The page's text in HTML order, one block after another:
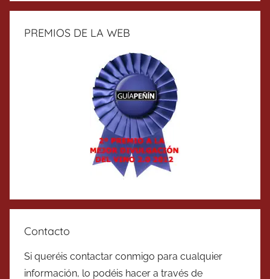
PREMIOS DE LA WEB
Contacto
Si queréis contactar conmigo para cualquier
información, lo podéis hacer a través de